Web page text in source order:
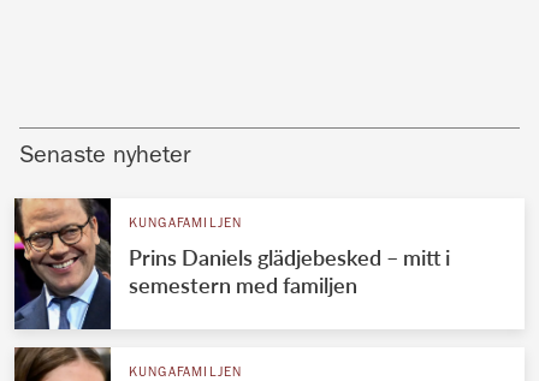
Senaste nyheter
KUNGAFAMILJEN
Prins Daniels glädjebesked – mitt i
semestern med familjen
KUNGAFAMILJEN